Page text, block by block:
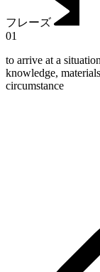
フレーズ
01
to arrive at a
knowledge,
circumstance